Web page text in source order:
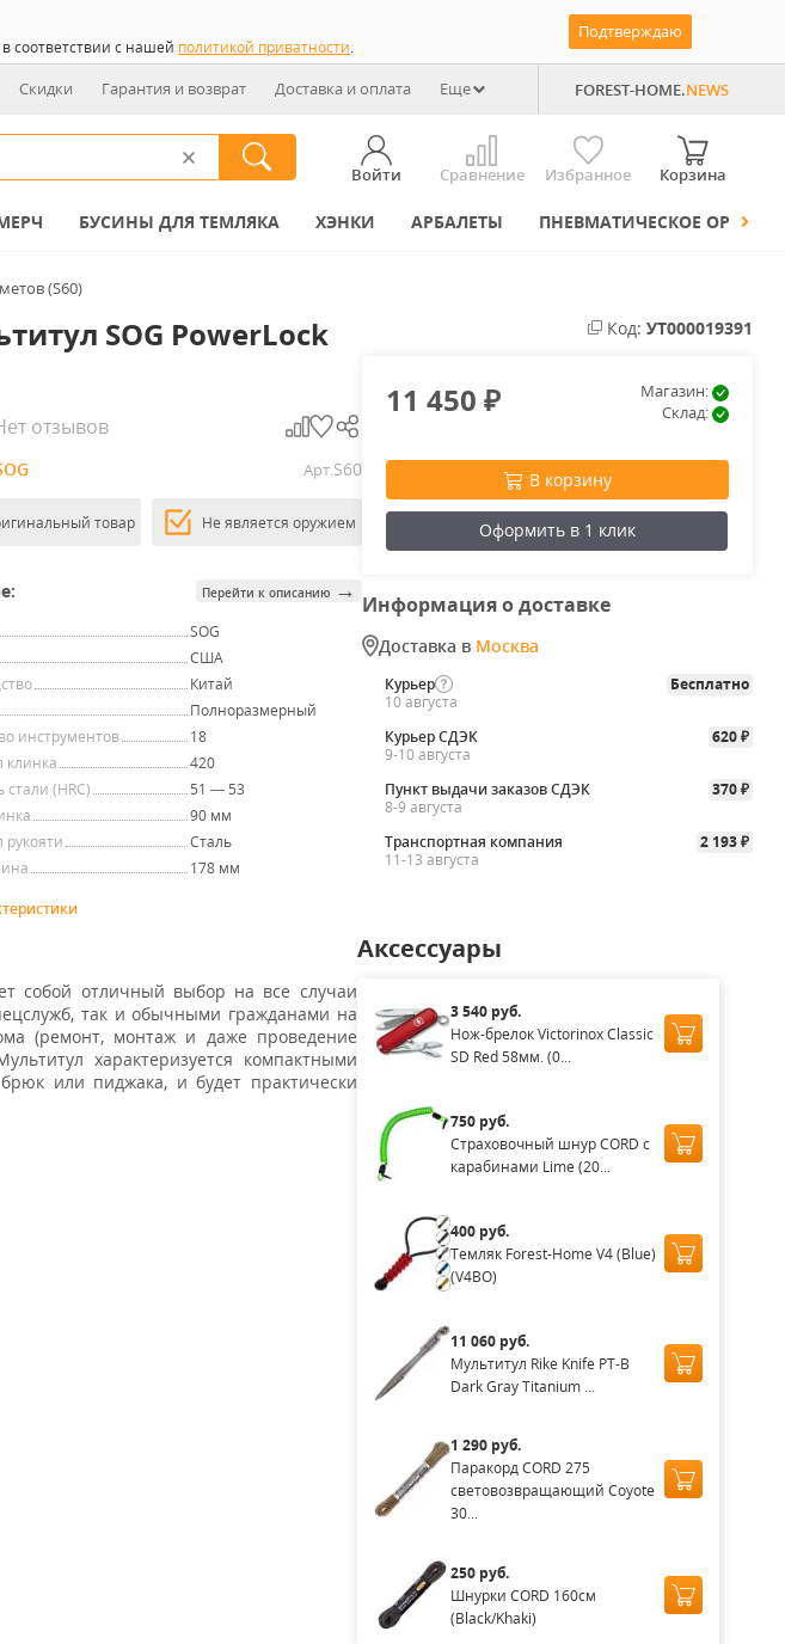
соответствии с нашей политикой приватности.
Подтверждаю
Скидки Гарантия и возврат Доставка и оплата Еще FOREST-HOME.NEWS
Войти Сравнение Избранное Корзина
БУСИНЫ ДЛЯ ТЕМЛЯКА ХЭНКИ АРБАЛЕТЫ ПНЕВМАТИЧЕСКОЕ ОРУЖИЕ
(S60)
SOG PowerLock
отзывов
Арт.S60
товар Не является оружием
Перейти к описанию →
SOG
США
Китай
Полноразмерный
инструментов
18
клинка
420
стали (HRC)
51 — 53
90 мм
Сталь
178 мм
Код: УТ000019391
11 450₽
Магазин:
Склад:
В корзину
Оформить в 1 клик
Информация о доставке
Доставка в Москва
Курьер
Бесплатно
10 августа
Курьер СДЭК
620 ₽
9-10 августа
Пункт выдачи заказов СДЭК
370 ₽
8-9 августа
Транспортная компания
2 193 ₽
11-13 августа
собой отличный выбор на все случаи
так и обычными гражданами на
(ремонт, монтаж и даже проведение
характеризуется компактными
или пиджака, и будет практически
Аксессуары
3 540 руб.
Нож-брелок Victorinox Classic
SD Red 58мм. (0...
750 руб.
Страховочный шнур CORD с
карабинами Lime (20...
400 руб.
Темляк Forest-Home V4 (Blue)
(V4BO)
11 060 руб.
Мультитул Rike Knife PT-B
Dark Gray Titanium ...
1 290 руб.
Паракорд CORD 275
световозвращающий Coyote
30...
250 руб.
Шнурки CORD 160см
(Black/Khaki)